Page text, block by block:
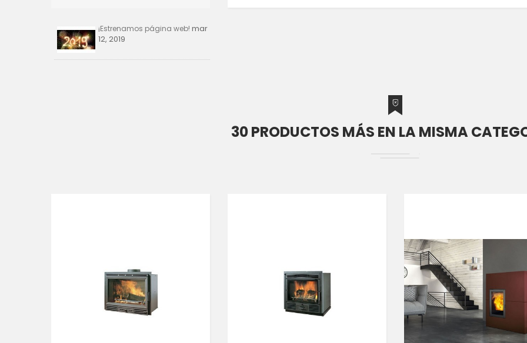
¡Estrenamos página web! mar
12, 2019
30 PRODUCTOS MÁS EN LA MISMA